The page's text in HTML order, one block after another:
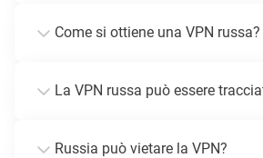
Come si ottiene una VPN russa?
La VPN russa può essere
Russia può vietare la VPN?